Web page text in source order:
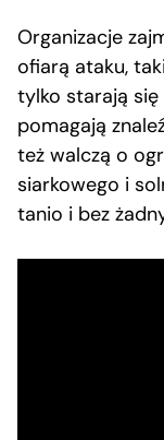
Organizacje
ofiarą ataku,
tylko starają się
pomagają
też walczą o
siarkowego i
tanio i bez